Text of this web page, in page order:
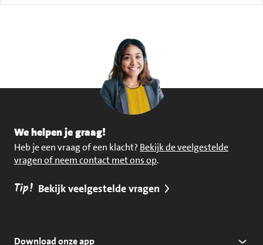
We helpen je graag!
Heb je een vraag of een klacht? Bekijk de veelgestelde
vragen of neem contact met ons op.
Tip! Bekijk veelgestelde vragen
Download onze app